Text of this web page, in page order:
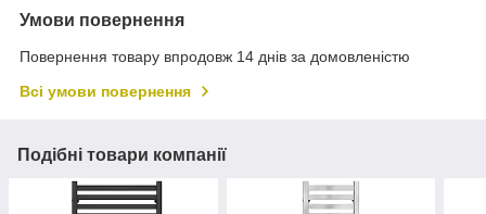
Умови повернення
Повернення товару впродовж 14 днів за домовленістю
Всі умови повернення
Подібні товари компанії